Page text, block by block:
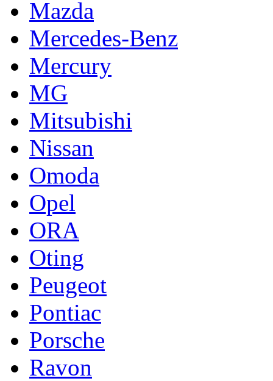
Mazda
Mercedes-Benz
Mercury
MG
Mitsubishi
Nissan
Omoda
Opel
ORA
Oting
Peugeot
Pontiac
Porsche
Ravon